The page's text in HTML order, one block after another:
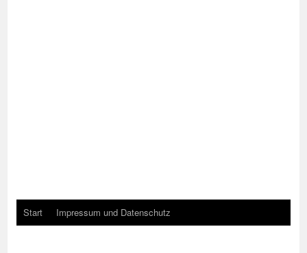
Start Impressum und Datenschutz